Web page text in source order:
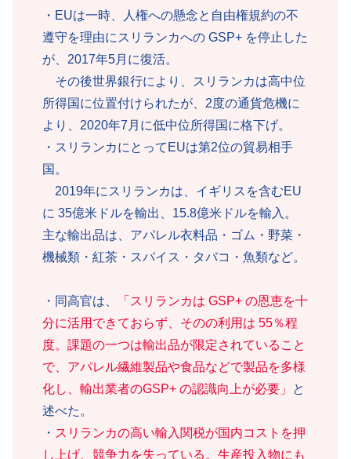
・EUは一時、人権への懸念と自由権規約の不
遵守を理由にスリランカへの GSP+ を停止した
が、2017年5月に復活。
その後世界銀行により、スリランカは高中位
所得国に位置付けられたが、2度の通貨危機に
より、2020年7月に低中位所得国に格下げ。
・スリランカにとってEUは第2位の貿易相手
国。
2019年にスリランカは、イギリスを含むEU
に 35億米ドルを輸出、15.8億米ドルを輸入。
主な輸出品は、アパレル衣料品・ゴム・野菜・
機械類・紅茶・スパイス・タバコ・魚類など。
・同高官は、
「スリランカは GSP+ の恩恵を十
分に活用できておらず、そのの利用は 55％程
度。課題の一つは輸出品が限定されていること
で、アパレル繊維製品や食品などで製品を多様
化し、輸出業者のGSP+ の認識向上が必要」
と
述べた。
・ スリランカの高い輸入関税が国内コストを押
し上げ、競争力を失っている。生産投入物にも